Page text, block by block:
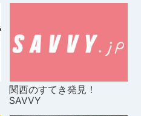
関西のすてき発見！
SAVVY